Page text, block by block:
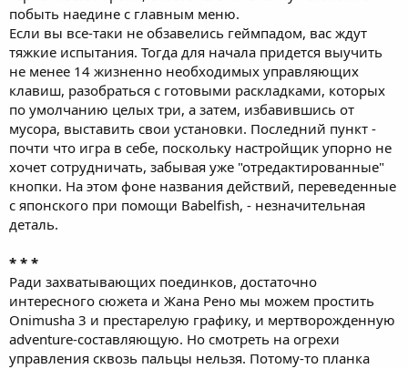
побыть наедине с главным меню.
Если вы все-таки не обзавелись геймпадом, вас ждут
тяжкие испытания. Тогда для начала придется выучить
не менее 14 жизненно необходимых управляющих
клавиш, разобраться с готовыми раскладками, которых
по умолчанию целых три, а затем, избавившись от
мусора, выставить свои установки. Последний пункт -
почти что игра в себе, поскольку настройщик упорно не
хочет сотрудничать, забывая уже "отредактированные"
кнопки. На этом фоне названия действий, переведенные
с японского при помощи Babelfish, - незначительная
деталь.
* * *
Ради захватывающих поединков, достаточно
интересного сюжета и Жана Рено мы можем простить
Onimusha 3 и престарелую графику, и мертворожденную
adventure-составляющую. Но смотреть на огрехи
управления сквозь пальцы нельзя. Потому-то планка